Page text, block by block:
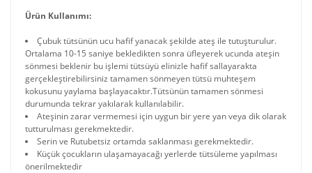
Ürün Kullanımı:
Çubuk tütsünün ucu hafif yanacak şekilde ateş ile tutuşturulur.
Ortalama 10-15 saniye bekledikten sonra üfleyerek ucunda ateşin
sönmesi beklenir bu işlemi tütsüyü elinizle hafif sallayarakta
gerçekleştirebilirsiniz tamamen sönmeyen tütsü muhteşem
kokusunu yaylama başlayacaktır.Tütsünün tamamen sönmesi
durumunda tekrar yakılarak kullanılabilir.
Ateşinin zarar vermemesi için uygun bir yere yan veya dik olarak
tutturulması gerekmektedir.
Serin ve Rutubetsiz ortamda saklanması gerekmektedir.
Küçük çocukların ulaşamayacağı yerlerde tütsüleme yapılması
önerilmektedir